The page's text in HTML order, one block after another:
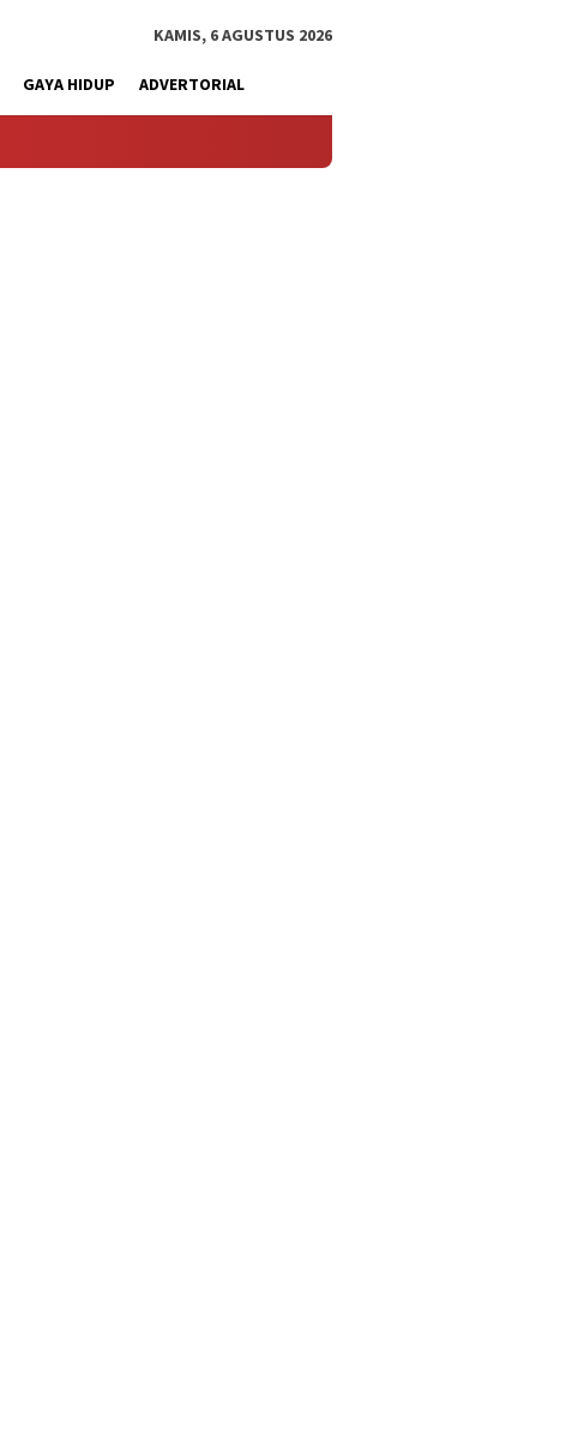
KAMIS, 6 AGUSTUS 2026
GAYA HIDUP ADVERTORIAL